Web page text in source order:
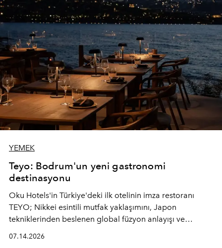
YEMEK
Teyo: Bodrum'un yeni gastronomi
destinasyonu
Oku Hotels'in Türkiye'deki ilk otelinin imza restoranı
TEYO; Nikkei esintili mutfak yaklaşımını, Japon
tekniklerinden beslenen global füzyon anlayışı ve
07.14.2026